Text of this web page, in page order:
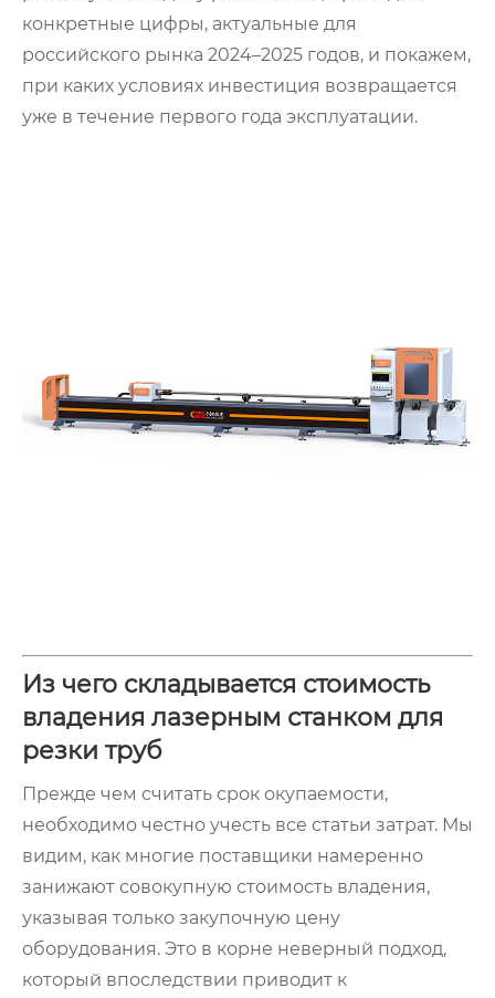
конкретные цифры, актуальные для
российского рынка 2024–2025 годов, и покажем,
при каких условиях инвестиция возвращается
уже в течение первого года эксплуатации.
Из чего складывается стоимость
владения лазерным станком для
резки труб
Прежде чем считать срок окупаемости,
необходимо честно учесть все статьи затрат. Мы
видим, как многие поставщики намеренно
занижают совокупную стоимость владения,
указывая только закупочную цену
оборудования. Это в корне неверный подход,
который впоследствии приводит к